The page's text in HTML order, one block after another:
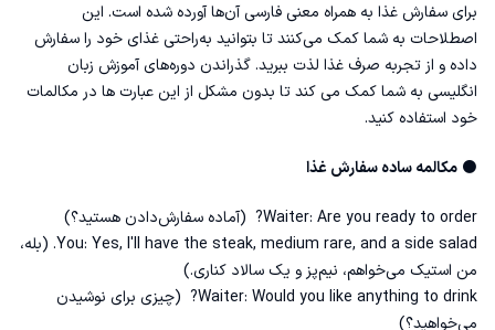
برای سفارش غذا به همراه معنی فارسی آن‌ها آورده شده است. این
اصطلاحات به شما کمک می‌کنند تا بتوانید به‌راحتی غذای خود را سفارش
داده و از تجربه صرف غذا لذت ببرید. گذراندن دوره‌های آموزش زبان
انگلیسی به شما کمک می کند تا بدون مشکل از این عبارت ها در مکالمات
خود استفاده کنید.
⚫ مکالمه ساده سفارش غذا
Waiter: Are you ready to order? (آماده سفارش‌دادن هستید؟)
You: Yes, I'll have the steak, medium rare, and a side salad. (بله،
من استیک می‌خواهم، نیم‌پز و یک سالاد کناری.)
Waiter: Would you like anything to drink? (چیزی برای نوشیدن
می‌خواهید؟)